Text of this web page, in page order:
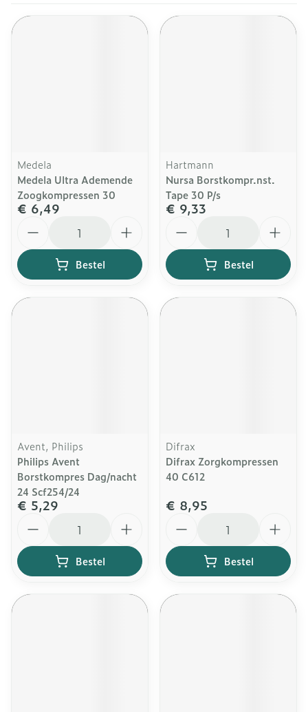
Medela
Medela Ultra Ademende
Zoogkompressen 30
€ 6,49
Bestel
Hartmann
Nursa Borstkompr.nst.
Tape 30 P/s
€ 9,33
Bestel
Avent, Philips
Philips Avent
Borstkompres Dag/nacht
24 Scf254/24
€ 5,29
Bestel
Difrax
Difrax Zorgkompressen
40 C612
€ 8,95
Bestel